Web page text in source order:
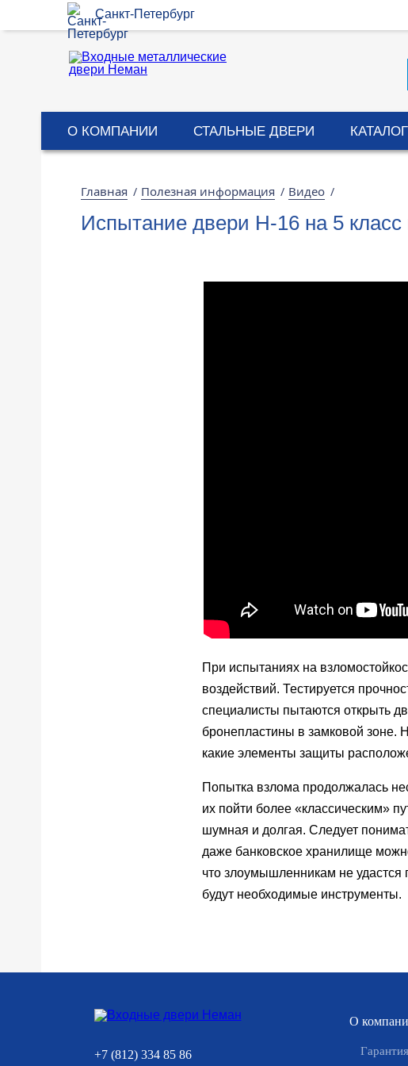
Санкт-Петербург
О КОМПАНИИ СТАЛЬНЫЕ ДВЕРИ
Главная / Полезная информация / Видео /
Испытание двери Н-16 на 5 класс
При испытаниях на
воздействий. Тестируется
специалисты пытаются открыть
бронепластины в замковой зоне.
какие элементы защиты
Попытка взлома продолжалась
их пойти более «классическим»
шумная и долгая. Следует
даже банковское хранилище
что злоумышленникам не удастся
будут необходимые инструменты.
+7 (812) 334 85 86
О